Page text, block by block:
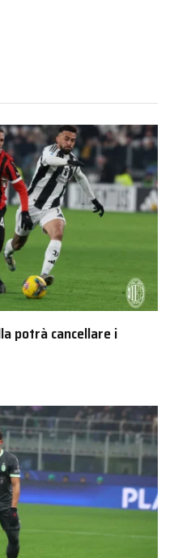
potrà cancellare i